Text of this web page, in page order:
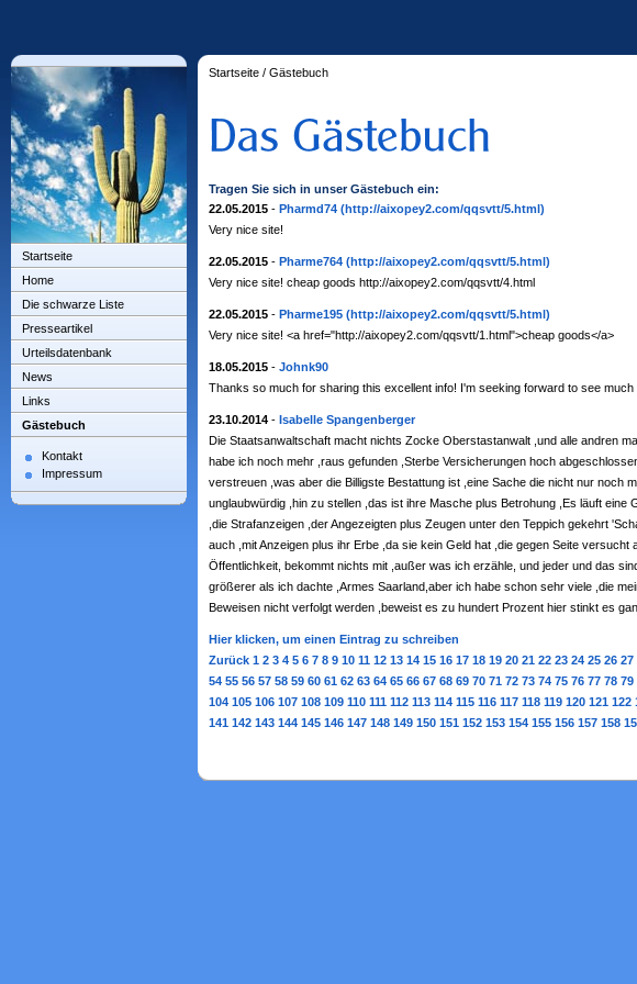
Startseite
Home
Die schwarze Liste
Presseartikel
Urteilsdatenbank
News
Links
Gästebuch
Kontakt
Impressum
Startseite / Gästebuch
Tragen Sie sich in unser Gästebuch ein:
22.05.2015 - Pharmd74 (http://aixopey2.com/qqsvtt/5.html)
Very nice site!
22.05.2015 - Pharme764 (http://aixopey2.com/qqsvtt/5.html)
Very nice site! cheap goods http://aixopey2.com/qqsvtt/4.html
22.05.2015 - Pharme195 (http://aixopey2.com/qqsvtt/5.html)
Very nice site! <a href="http://aixopey2.com/qqsvtt/1.html">cheap goods</a>
18.05.2015 - Johnk90
Thanks so much for sharing this excellent info! I'm seeking forward to see
23.10.2014 - Isabelle Spangenberger
Die Staatsanwaltschaft macht nichts Zocke Oberstastanwalt ,und alle andren
habe ich noch mehr ,raus gefunden ,Sterbe Versicherungen hoch
verstreuen ,was aber die Billigste Bestattung ist ,eine Sache die nicht nur noch
unglaubwürdig ,hin zu stellen ,das ist ihre Masche plus Betrohung ,Es läuft
,die Strafanzeigen ,der Angezeigten plus Zeugen unter den Teppich gekehrt
auch ,mit Anzeigen plus ihr Erbe ,da sie kein Geld hat ,die gegen Seite
Öffentlichkeit, bekommt nichts mit ,außer was ich erzähle, und jeder und das
größerer als ich dachte ,Armes Saarland,aber ich habe schon sehr viele ,die
Beweisen nicht verfolgt werden ,beweist es zu hundert Prozent hier stinkt es
Hier klicken, um einen Eintrag zu schreiben
Zurück 1 2 3 4 5 6 7 8 9 10 11 12 13 14 15 16 17 18 19 20 21 22 23 24 25 26 27
54 55 56 57 58 59 60 61 62 63 64 65 66 67 68 69 70 71 72 73 74 75 76 77 78 79
104 105 106 107 108 109 110 111 112 113 114 115 116 117 118 119 120 121 122
141 142 143 144 145 146 147 148 149 150 151 152 153 154 155 156 157 158